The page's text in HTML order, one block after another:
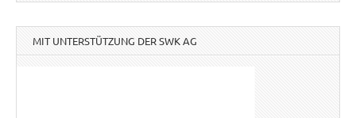
MIT UNTERSTÜTZUNG DER SWK AG